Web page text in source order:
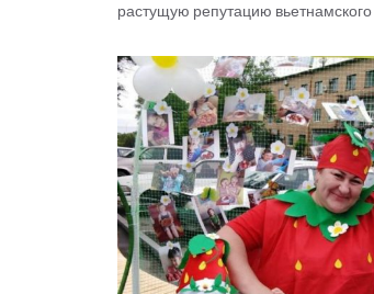
растущую репутацию